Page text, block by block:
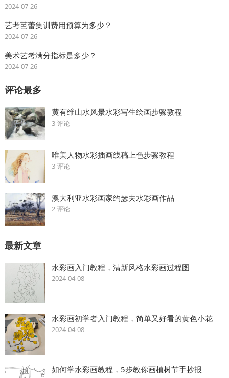
2024-07-26
艺考芭蕾集训费用预算为多少？
2024-07-26
美术艺考满分指标是多少？
2024-07-26
评论最多
黄有维山水风景水彩写生绘画步骤教程
3 评论
唯美人物水彩插画线稿上色步骤教程
3 评论
澳大利亚水彩画家约瑟夫水彩画作品
2 评论
最新文章
水彩画入门教程，清新风格水彩画过程图
2024-04-08
水彩画初学者入门教程，简单又好看的黄色小花
2024-04-08
如何学水彩画教程，5步教你画植树节手抄报